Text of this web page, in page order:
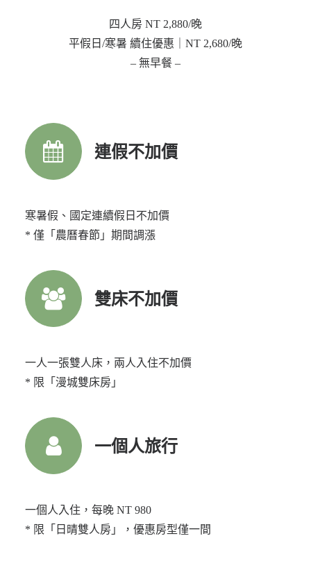
四人房 NT 2,880/晚
平假日/寒暑 續住優惠｜NT 2,680/晚
– 無早餐 –
連假不加價
寒暑假、國定連續假日不加價
* 僅「農曆春節」期間調漲
雙床不加價
一人一張雙人床，兩人入住不加價
* 限「漫城雙床房」
一個人旅行
一個人入住，每晚 NT 980
* 限「日晴雙人房」，優惠房型僅一間